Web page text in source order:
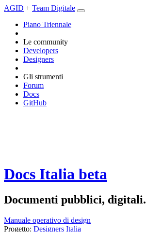
AGID + Team Digitale
Piano Triennale
Le community
Developers
Designers
Gli strumenti
Forum
Docs
GitHub
Docs Italia beta
Documenti pubblici, digitali.
Manuale operativo di design
Progetto: Designers Italia